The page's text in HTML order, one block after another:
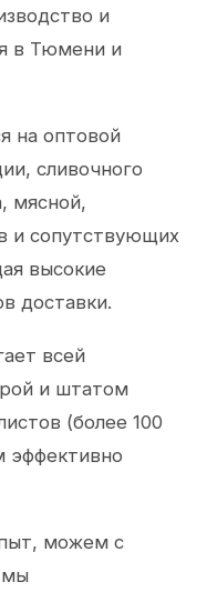
и
в Тюмени и
на оптовой
сливочного
мясной,
и сопутствующих
высокие
доставки.
всей
и штатом
(более 100
эффективно
можем с
мы